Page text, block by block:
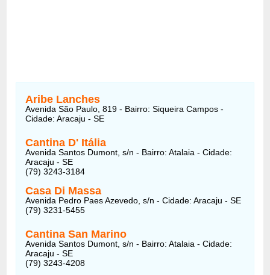
Aribe Lanches
Avenida São Paulo, 819 - Bairro: Siqueira Campos -
Cidade: Aracaju - SE
Cantina D' Itália
Avenida Santos Dumont, s/n - Bairro: Atalaia - Cidade:
Aracaju - SE
(79) 3243-3184
Casa Di Massa
Avenida Pedro Paes Azevedo, s/n - Cidade: Aracaju - SE
(79) 3231-5455
Cantina San Marino
Avenida Santos Dumont, s/n - Bairro: Atalaia - Cidade:
Aracaju - SE
(79) 3243-4208